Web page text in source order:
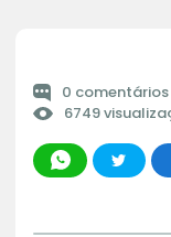
0 comentários
6749